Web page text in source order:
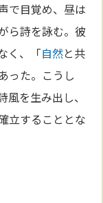
で目覚め、昼は
ら詩を詠む。彼
く、「自然と共
った。こうし
を生み出し、
立することとな